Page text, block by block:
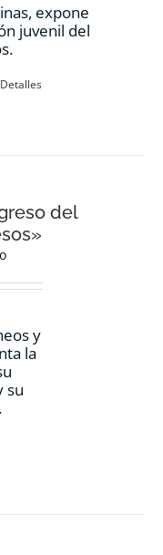
expone
juvenil del
Detalles
del
y
la
su